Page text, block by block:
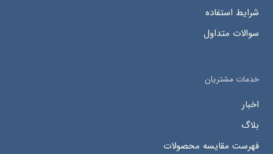
شرایط استفاده
سوالات متداول
خدمات مشتریان
اخبار
بلاگ
فهرست مقایسه محصولات